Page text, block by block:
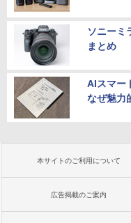
ソニーミ
まとめ
AIスマー
なぜ魅力
本サイトのご利用について
広告掲載のご案内